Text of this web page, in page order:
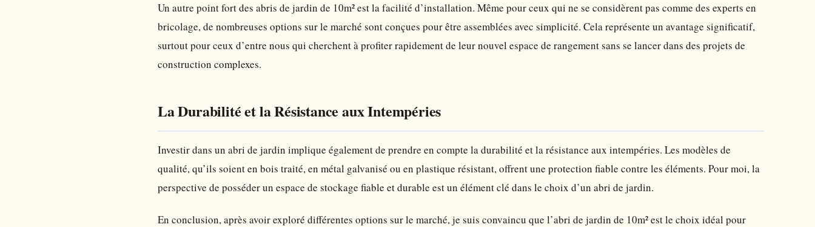
Un autre point fort des abris de jardin de 10m² est la facilité d’installation. Même pour ceux qui ne se considèrent pas comme des experts en
bricolage, de nombreuses options sur le marché sont conçues pour être assemblées avec simplicité. Cela représente un avantage significatif,
surtout pour ceux d’entre nous qui cherchent à profiter rapidement de leur nouvel espace de rangement sans se lancer dans des projets de
construction complexes.
La Durabilité et la Résistance aux Intempéries
Investir dans un abri de jardin implique également de prendre en compte la durabilité et la résistance aux intempéries. Les modèles de
qualité, qu’ils soient en bois traité, en métal galvanisé ou en plastique résistant, offrent une protection fiable contre les éléments. Pour moi, la
perspective de posséder un espace de stockage fiable et durable est un élément clé dans le choix d’un abri de jardin.
En conclusion, après avoir exploré différentes options sur le marché, je suis convaincu que l’abri de jardin de 10m² est le choix idéal pour